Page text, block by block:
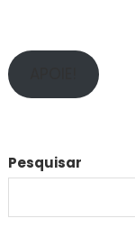
Pesquisar